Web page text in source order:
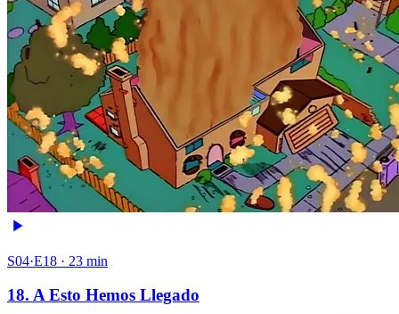
S04·E18 · 23 min
18. A Esto Hemos Llegado